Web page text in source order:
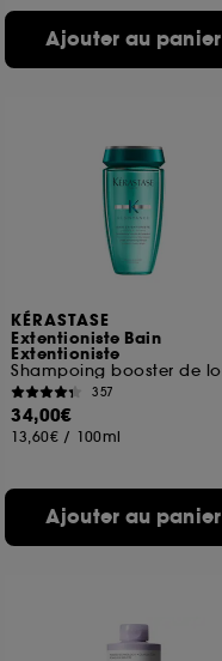
Ajouter au panier
KÉRASTASE
Extentioniste Bain
Extentioniste
357
34,00€
13,60€ / 100ml
Ajouter au panier